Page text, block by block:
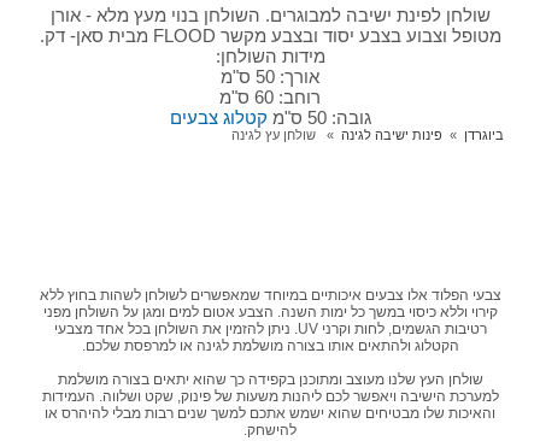
שולחן לפינת ישיבה למבוגרים. השולחן בנוי מעץ מלא - אורן
מטופל וצבוע בצבע יסוד ובצבע מקשר FLOOD מבית סאן- דק.
מידות השולחן:
אורך: 50 ס"מ
רוחב: 60 ס"מ
גובה: 50 ס"מ
קטלוג צבעים
ביוגרדן פינות ישיבה לגינה שולחן עץ לגינה
צבעי הפלוד אלו צבעים איכותיים במיוחד שמאפשרים לשולחן לשהות בחוץ ללא
קירוי וללא כיסוי במשך כל ימות השנה. הצבע אטום למים ומגן על השולחן מפני
רטיבות הגשמים, לחות וקרני UV. ניתן להזמין את השולחן בכל אחד מצבעי
הקטלוג ולהתאים אותו בצורה מושלמת לגינה או למרפסת שלכם.
שולחן העץ שלנו מעוצב ומתוכנן בקפידה כך שהוא יתאים בצורה מושלמת
למערכת הישיבה ויאפשר לכם ליהנות משעות של פינוק, שקט ושלווה. העמידות
והאיכות שלו מבטיחים שהוא ישמש אתכם למשך שנים רבות מבלי להיהרס או
להישחק.